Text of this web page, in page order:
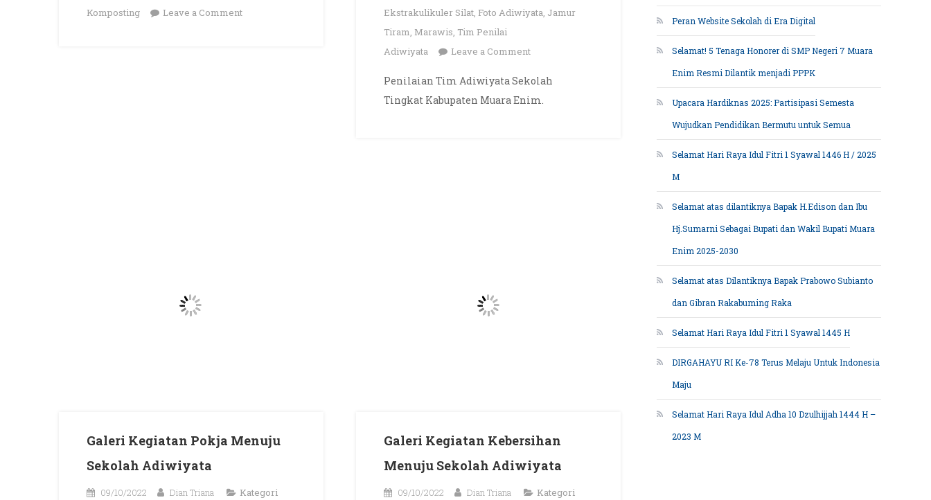
Komposting
Leave a Commenton
Ekstrakulikuler Silat, Foto Adiwiyata, Jamur
Tiram, Marawis, Tim Penilai
Adiwiyata
Leave a Commenton
TIM
ADIWIYATA
Penilaian Tim Adiwiyata Sekolah
Tingkat Kabupaten Muara Enim.
Galeri Kegiatan Pokja Menuju
Sekolah Adiwiyata
09/10/2022 Dian Triana
Kategori
Galeri Kegiatan Kebersihan
Menuju Sekolah Adiwiyata
09/10/2022 Dian Triana
Kategori
Peran Website Sekolah di Era Digital
Selamat! 5 Tenaga Honorer di SMP Negeri 7 Muara
Enim Resmi Dilantik menjadi PPPK
Upacara Hardiknas 2025: Partisipasi Semesta
Wujudkan Pendidikan Bermutu untuk Semua
Selamat Hari Raya Idul Fitri 1 Syawal 1446 H / 2025
M
Selamat atas dilantiknya Bapak H.Edison dan Ibu
Hj.Sumarni Sebagai Bupati dan Wakil Bupati Muara
Enim 2025-2030
Selamat atas Dilantiknya Bapak Prabowo Subianto
dan Gibran Rakabuming Raka
Selamat Hari Raya Idul Fitri 1 Syawal 1445 H
DIRGAHAYU RI Ke-78 Terus Melaju Untuk Indonesia
Maju
Selamat Hari Raya Idul Adha 10 Dzulhijjah 1444 H –
2023 M